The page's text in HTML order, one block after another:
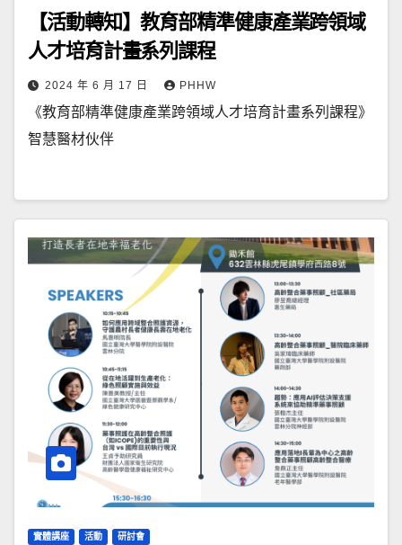
【活動轉知】教育部精準健康產業跨領域
人才培育計畫系列課程
2024 年 6 月 17 日 PHHW
《教育部精準健康產業跨領域人才培育計畫系列課程》
智慧醫材伙伴
實體講座 活動 研討會